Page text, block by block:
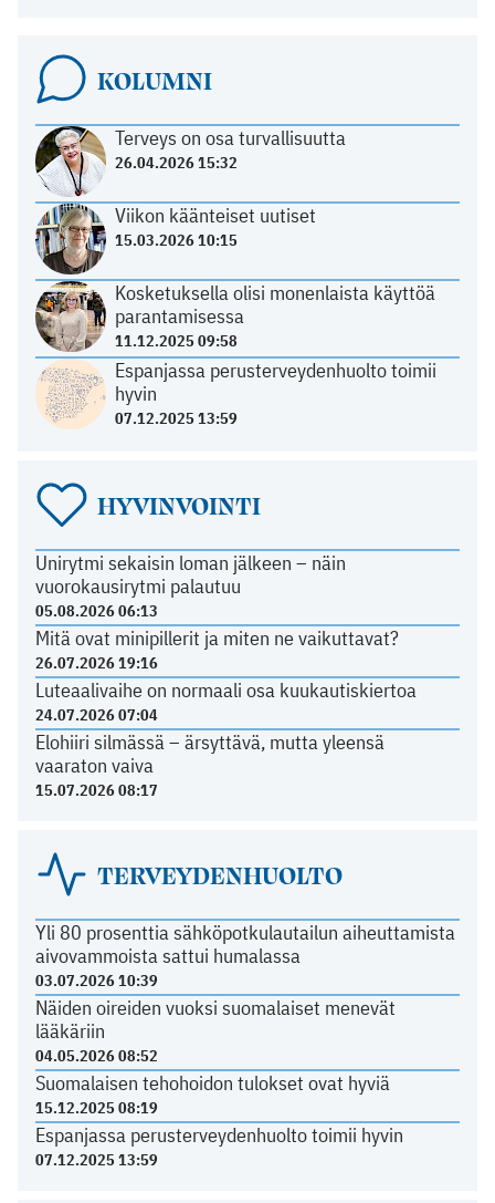
KOLUMNI
Terveys on osa turvallisuutta
26.04.2026 15:32
Viikon käänteiset uutiset
15.03.2026 10:15
Kosketuksella olisi monenlaista käyttöä
parantamisessa
11.12.2025 09:58
Espanjassa perusterveydenhuolto toimii
hyvin
07.12.2025 13:59
HYVINVOINTI
Unirytmi sekaisin loman jälkeen – näin
vuorokausirytmi palautuu
05.08.2026 06:13
Mitä ovat minipillerit ja miten ne vaikuttavat?
26.07.2026 19:16
Luteaalivaihe on normaali osa kuukautiskiertoa
24.07.2026 07:04
Elohiiri silmässä – ärsyttävä, mutta yleensä
vaaraton vaiva
15.07.2026 08:17
TERVEYDENHUOLTO
Yli 80 prosenttia sähköpotkulautailun aiheuttamista
aivovammoista sattui humalassa
03.07.2026 10:39
Näiden oireiden vuoksi suomalaiset menevät
lääkäriin
04.05.2026 08:52
Suomalaisen tehohoidon tulokset ovat hyviä
15.12.2025 08:19
Espanjassa perusterveydenhuolto toimii hyvin
07.12.2025 13:59